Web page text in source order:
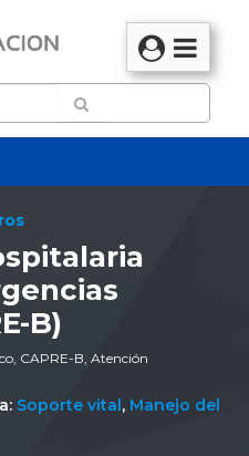
B)
CAPRE-B, Atención
Soporte vital, Manejo del